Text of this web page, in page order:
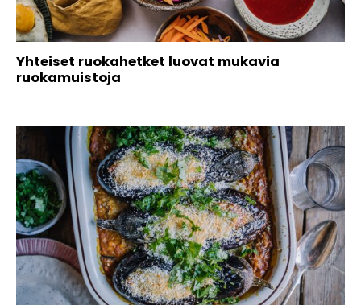
Yhteiset ruokahetket luovat mukavia
ruokamuistoja